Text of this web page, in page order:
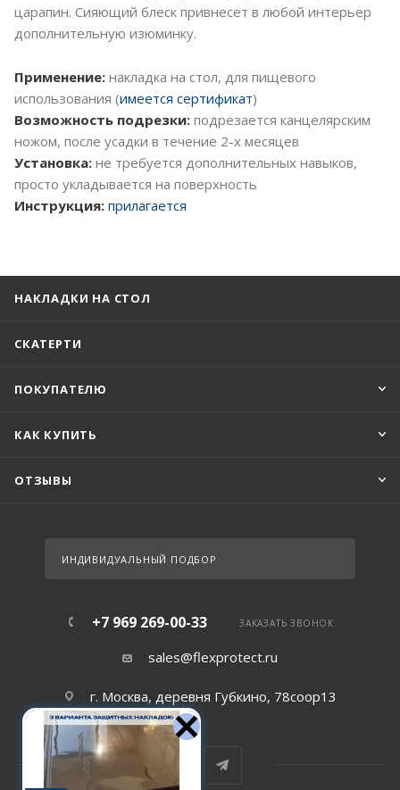
царапин. Сияющий блеск привнесет в любой интерьер
дополнительную изюминку.
Применение: накладка на стол, для пищевого
использования (имеется сертификат)
Возможность подрезки: подрезается канцелярским
ножом, после усадки в течение 2-х месяцев
Установка: не требуется дополнительных навыков,
просто укладывается на поверхность
Инструкция: прилагается
НАКЛАДКИ НА СТОЛ
СКАТЕРТИ
ПОКУПАТЕЛЮ
КАК КУПИТЬ
ОТЗЫВЫ
ИНДИВИДУАЛЬНЫЙ ПОДБОР
+7 969 269-00-33 ЗАКАЗАТЬ ЗВОНОК
sales@flexprotect.ru
г. Москва, деревня Губкино, 78соор13